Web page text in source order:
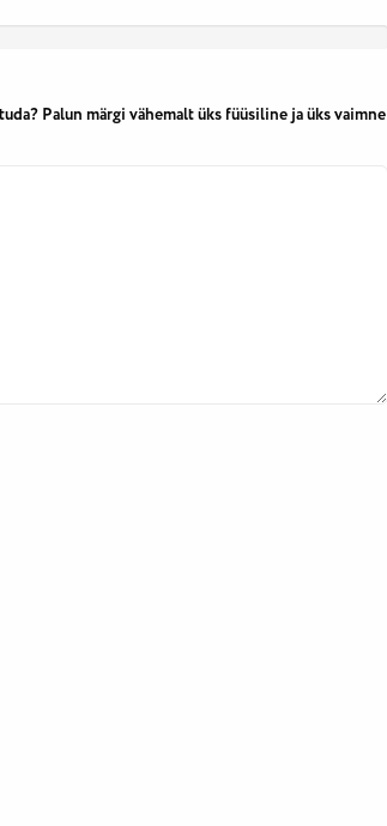
Palun märgi vähemalt üks füüsiline ja üks vaimne